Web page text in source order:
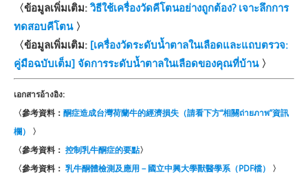
〈ข้อมูลเพิ่มเติม:วิธีใช้เครื่องวัดคีโตนอย่างถูกต้อง? เจาะลึกการ
ทดสอบคีโตน〉
〈ข้อมูลเพิ่มเติม: [เครื่องวัดระดับน้ำตาลในเลือดและแถบตรวจ:
คู่มือฉบับเต็ม] จัดการระดับน้ำตาลในเลือดของคุณที่บ้าน〉
เอกสารอ้างอิง:
〈參考資料： 酮症造成台灣荷蘭牛的經濟損失（請看下方“相關ถ่ายภาพ”資訊
欄）
〉
〈參考資料： 控制乳牛酮症的要點〉
〈參考資料： 乳牛酮體檢測及應用－國立中興大學獸醫學系（PDF檔） 〉